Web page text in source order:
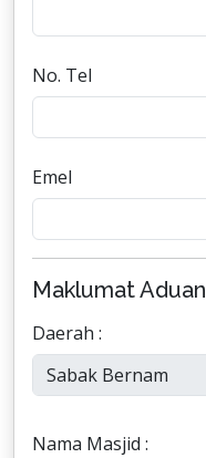
No. Tel
Emel
Maklumat Aduan
Daerah :
Nama Masjid :